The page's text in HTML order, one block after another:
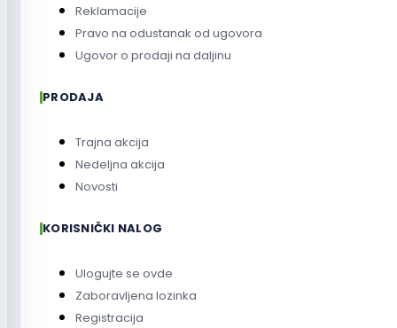
Reklamacije
Pravo na odustanak od ugovora
Ugovor o prodaji na daljinu
PRODAJA
Trajna akcija
Nedeljna akcija
Novosti
KORISNIČKI NALOG
Ulogujte se ovde
Zaboravljena lozinka
Registracija